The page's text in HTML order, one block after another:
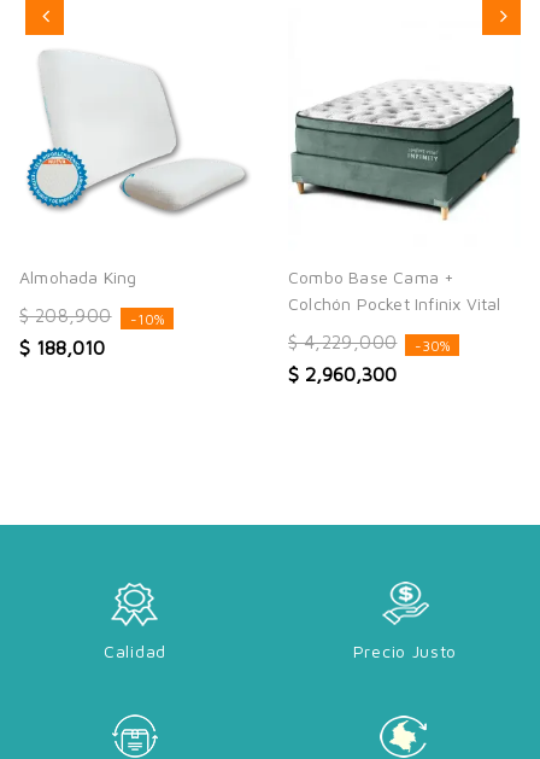
Almohada King
$ 208,900
-10%
$ 188,010
Combo Base Cama +
Colchón Pocket Infinix Vital
$ 4,229,000
-30%
$ 2,960,300
Calidad Precio Justo